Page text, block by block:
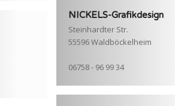
NICKELS-Grafikdesign
Steinhardter Str.
55596 Waldböckelheim
06758 - 96 99 34